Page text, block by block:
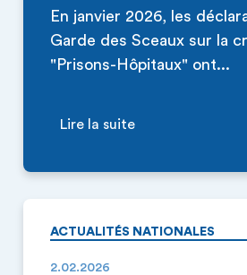
En janvier 2026, les
Garde des Sceaux sur la
"Prisons-Hôpitaux" ont...
Lire la suite
ACTUALITÉS NATIONALES
2.02.2026